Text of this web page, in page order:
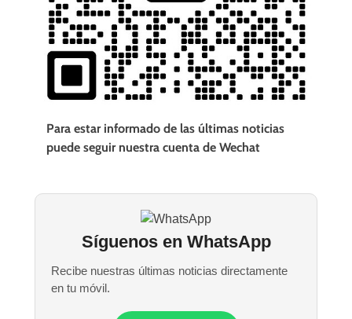
Para estar informado de las últimas noticias
puede seguir nuestra cuenta de Wechat
Síguenos en WhatsApp
Recibe nuestras últimas noticias directamente
en tu móvil.